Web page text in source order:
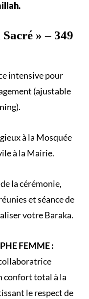
Sacré » – 349
intensive pour
(ajustable
).
à la Mosquée
à la Mairie.
lacérémonie,
et séance de
votre Baraka.
FEMME :
confort total à la
le respect de